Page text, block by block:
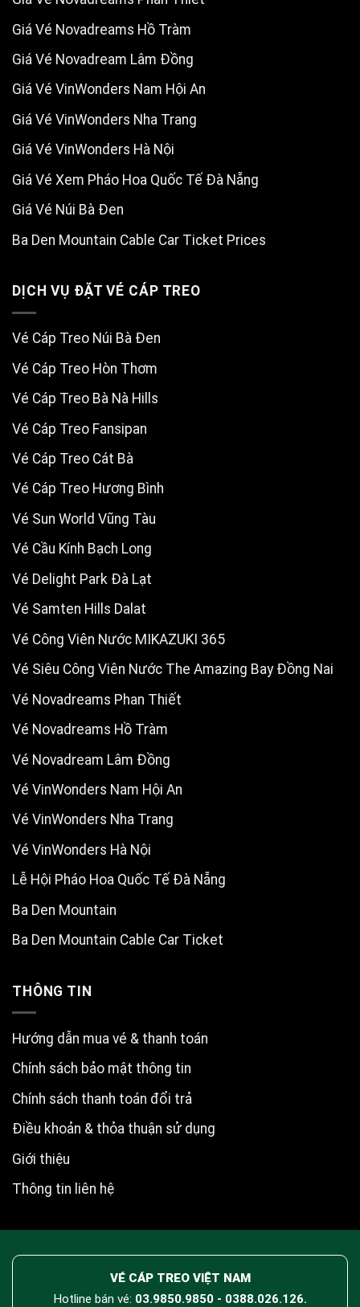
Giá Vé Novadreams Hồ Tràm
Giá Vé Novadream Lâm Đồng
Giá Vé VinWonders Nam Hội An
Giá Vé VinWonders Nha Trang
Giá Vé VinWonders Hà Nội
Giá Vé Xem Pháo Hoa Quốc Tế Đà Nẵng
Giá Vé Núi Bà Đen
Ba Den Mountain Cable Car Ticket Prices
DỊCH VỤ ĐẶT VÉ CÁP TREO
Vé Cáp Treo Núi Bà Đen
Vé Cáp Treo Hòn Thơm
Vé Cáp Treo Bà Nà Hills
Vé Cáp Treo Fansipan
Vé Cáp Treo Cát Bà
Vé Cáp Treo Hương Bình
Vé Sun World Vũng Tàu
Vé Cầu Kính Bạch Long
Vé Delight Park Đà Lạt
Vé Samten Hills Dalat
Vé Công Viên Nước MIKAZUKI 365
Vé Siêu Công Viên Nước The Amazing Bay Đồng Nai
Vé Novadreams Phan Thiết
Vé Novadreams Hồ Tràm
Vé Novadream Lâm Đồng
Vé VinWonders Nam Hội An
Vé VinWonders Nha Trang
Vé VinWonders Hà Nội
Lễ Hội Pháo Hoa Quốc Tế Đà Nẵng
Ba Den Mountain
Ba Den Mountain Cable Car Ticket
THÔNG TIN
Hướng dẫn mua vé & thanh toán
Chính sách bảo mật thông tin
Chính sách thanh toán đổi trả
Điều khoản & thỏa thuận sử dụng
Giới thiệu
Thông tin liên hệ
VÉ CÁP TREO VIỆT NAM
Hotline bán vé: 03.9850.9850 - 0388.026.126.